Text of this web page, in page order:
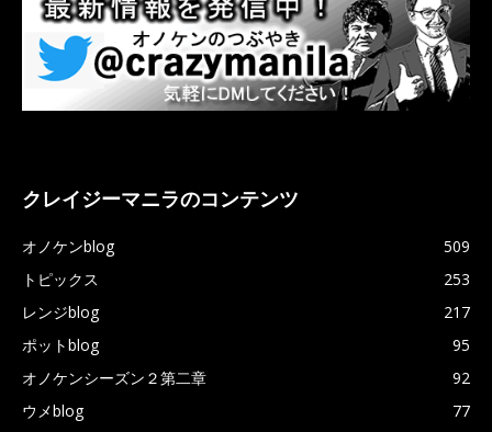
クレイジーマニラのコンテンツ
オノケンblog
509
トピックス
253
レンジblog
217
ポットblog
95
オノケンシーズン２第二章
92
ウメblog
77